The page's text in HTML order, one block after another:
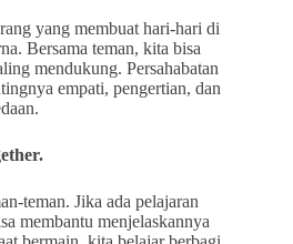
yang membuat hari-hari di
Bersama teman, kita bisa
mendukung. Persahabatan
empati, pengertian, dan
teman. Jika ada pelajaran
membantu menjelaskannya